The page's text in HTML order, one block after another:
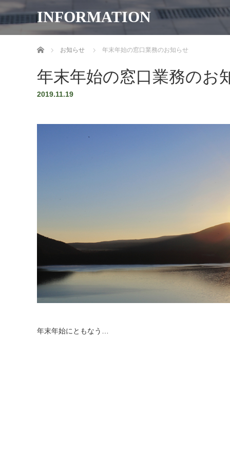
INFORMATION
ホーム お知らせ 年末年始の窓口業務のお知らせ
年末年始の窓口業務のお
2019.11.19
年末年始にともなう…